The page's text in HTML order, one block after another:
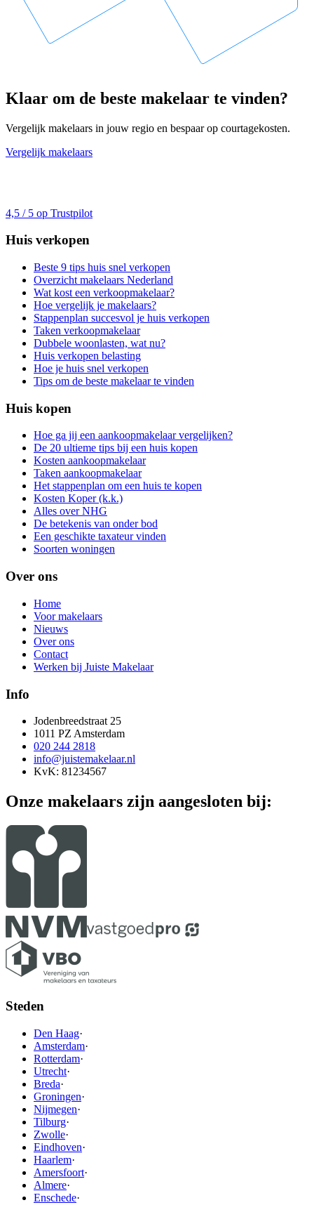
Klaar om de beste makelaar te vinden?
Vergelijk makelaars in jouw regio en bespaar op courtagekosten.
Vergelijk makelaars
4,5 / 5 op Trustpilot
Huis verkopen
Beste 9 tips huis snel verkopen
Overzicht makelaars Nederland
Wat kost een verkoopmakelaar?
Hoe vergelijk je makelaars?
Stappenplan succesvol je huis verkopen
Taken verkoopmakelaar
Dubbele woonlasten, wat nu?
Huis verkopen belasting
Hoe je huis snel verkopen
Tips om de beste makelaar te vinden
Huis kopen
Hoe ga jij een aankoopmakelaar vergelijken?
De 20 ultieme tips bij een huis kopen
Kosten aankoopmakelaar
Taken aankoopmakelaar
Het stappenplan om een huis te kopen
Kosten Koper (k.k.)
Alles over NHG
De betekenis van onder bod
Een geschikte taxateur vinden
Soorten woningen
Over ons
Home
Voor makelaars
Nieuws
Over ons
Contact
Werken bij Juiste Makelaar
Info
Jodenbreedstraat 25
1011 PZ Amsterdam
020 244 2818
info@juistemakelaar.nl
KvK: 81234567
Onze makelaars zijn aangesloten bij:
Steden
Den Haag·
Amsterdam·
Rotterdam·
Utrecht·
Breda·
Groningen·
Nijmegen·
Tilburg·
Zwolle·
Eindhoven·
Haarlem·
Amersfoort·
Almere·
Enschede·